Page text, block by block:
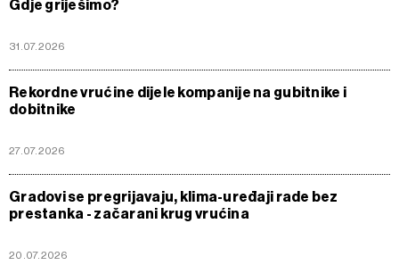
Gdje griješimo?
31.07.2026
Rekordne vrućine dijele kompanije na gubitnike i
dobitnike
27.07.2026
Gradovi se pregrijavaju, klima-uređaji rade bez
prestanka - začarani krug vrućina
20.07.2026